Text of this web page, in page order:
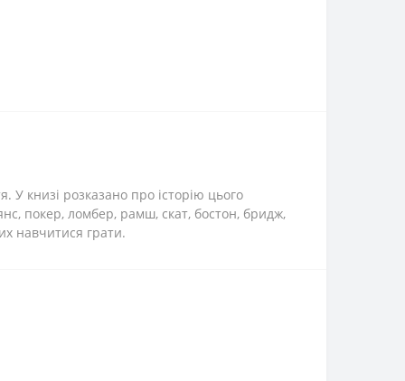
У книзі розказано про історію цього
покер, ломбер, рамш, скат, бостон, бридж,
навчитися грати.